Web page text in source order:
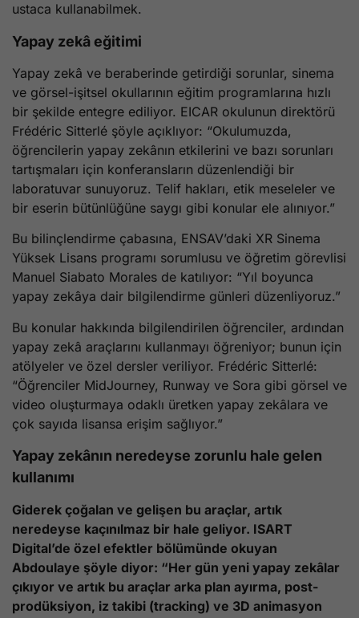
ustaca kullanabilmek.
Yapay zekâ eğitimi
Yapay zekâ ve beraberinde getirdiği sorunlar, sinema
ve görsel-işitsel okullarının eğitim programlarına hızlı
bir şekilde entegre ediliyor. EICAR okulunun direktörü
Frédéric Sitterlé şöyle açıklıyor: “Okulumuzda,
öğrencilerin yapay zekânın etkilerini ve bazı sorunları
tartışmaları için konferansların düzenlendiği bir
laboratuvar sunuyoruz. Telif hakları, etik meseleler ve
bir eserin bütünlüğüne saygı gibi konular ele alınıyor.”
Bu bilinçlendirme çabasına, ENSAV’daki XR Sinema
Yüksek Lisans programı sorumlusu ve öğretim görevlisi
Manuel Siabato Morales de katılıyor: “Yıl boyunca
yapay zekâya dair bilgilendirme günleri düzenliyoruz.”
Bu konular hakkında bilgilendirilen öğrenciler, ardından
yapay zekâ araçlarını kullanmayı öğreniyor; bunun için
atölyeler ve özel dersler veriliyor. Frédéric Sitterlé:
“Öğrenciler MidJourney, Runway ve Sora gibi görsel ve
video oluşturmaya odaklı üretken yapay zekâlara ve
çok sayıda lisansa erişim sağlıyor.”
Yapay zekânın neredeyse zorunlu hale gelen
kullanımı
Giderek çoğalan ve gelişen bu araçlar, artık
neredeyse kaçınılmaz bir hale geliyor. ISART
Digital’de özel efektler bölümünde okuyan
Abdoulaye şöyle diyor: “Her gün yeni yapay zekâlar
çıkıyor ve artık bu araçlar arka plan ayırma, post-
prodüksiyon, iz takibi (tracking) ve 3D animasyon